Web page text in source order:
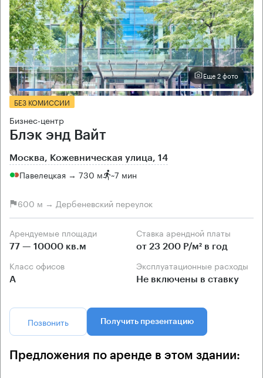
Еще 2 фото
БЕЗ КОМИССИИ
Бизнес-центр
Блэк энд Вайт
Москва, Кожевническая улица, 14
Павелецкая → 730 м ~7 мин
600 м → Дербеневский переулок
Арендуемые площади
77 — 10000 кв.м
Ставка арендной платы
от 23 200 Р/м² в год
Класс офисов
А
Эксплуатационные расходы
Не включены в ставку
Позвонить Получить презентацию
Предложения по аренде в этом здании: